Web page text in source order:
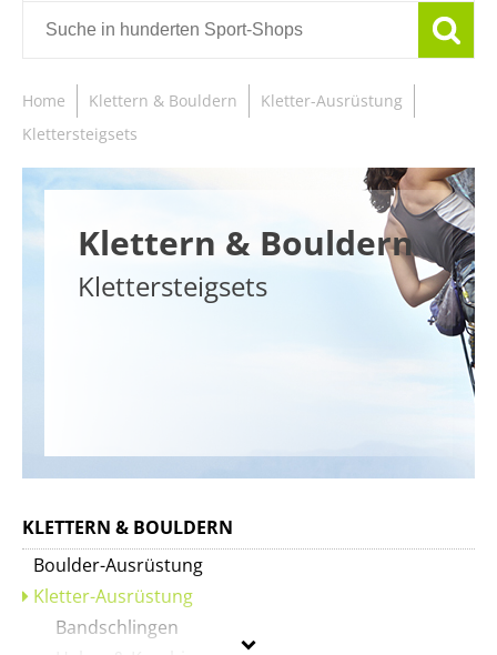
Home Klettern & Bouldern
Kletter-Ausrüstung
Klettersteigsets
Klettern & Bouldern
Klettersteigsets
KLETTERN & BOULDERN
Boulder-Ausrüstung
Kletter-Ausrüstung
Bandschlingen